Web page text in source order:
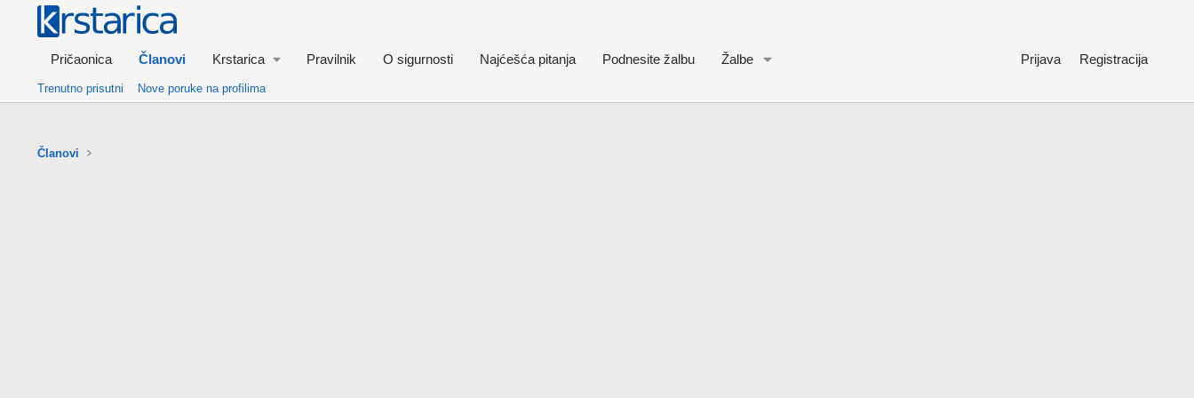
Pričaonica Članovi Krstarica Pravilnik O sigurnosti Najćešća pitanja Podnesite žalbu Žalbe Prijava Registracija
Trenutno prisutni Nove poruke na profilima
Članovi